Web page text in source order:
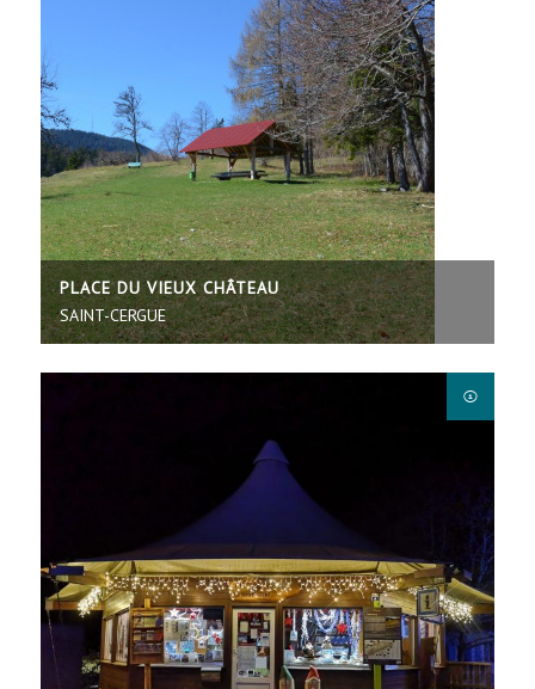
PLACE DU VIEUX CHÂTEAU
SAINT-CERGUE